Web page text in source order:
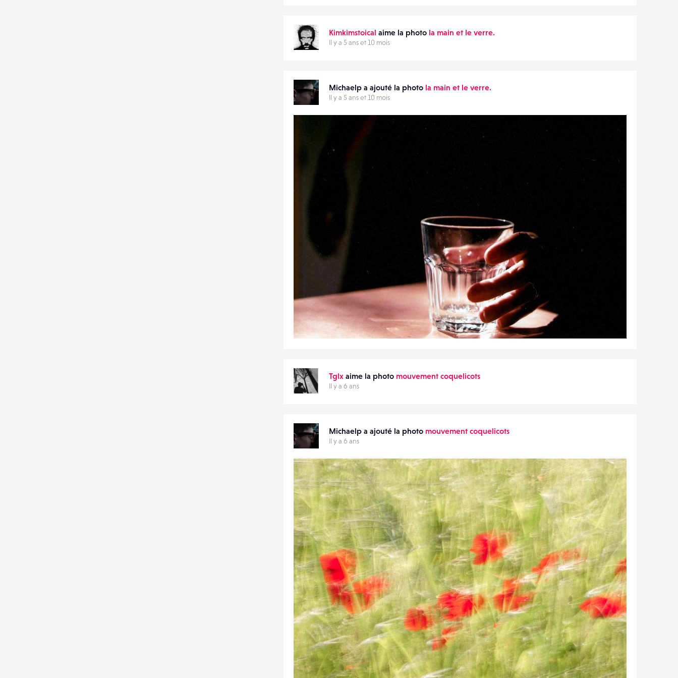
Kimkimstoical aime la photo la main et le verre.
Il y a 5 ans et 10 mois
Michaelp a ajouté la photo la main et le verre.
Il y a 5 ans et 10 mois
1
28
Tglx aime la photo mouvement coquelicots
Il y a 6 ans
Michaelp a ajouté la photo mouvement coquelicots
Il y a 6 ans